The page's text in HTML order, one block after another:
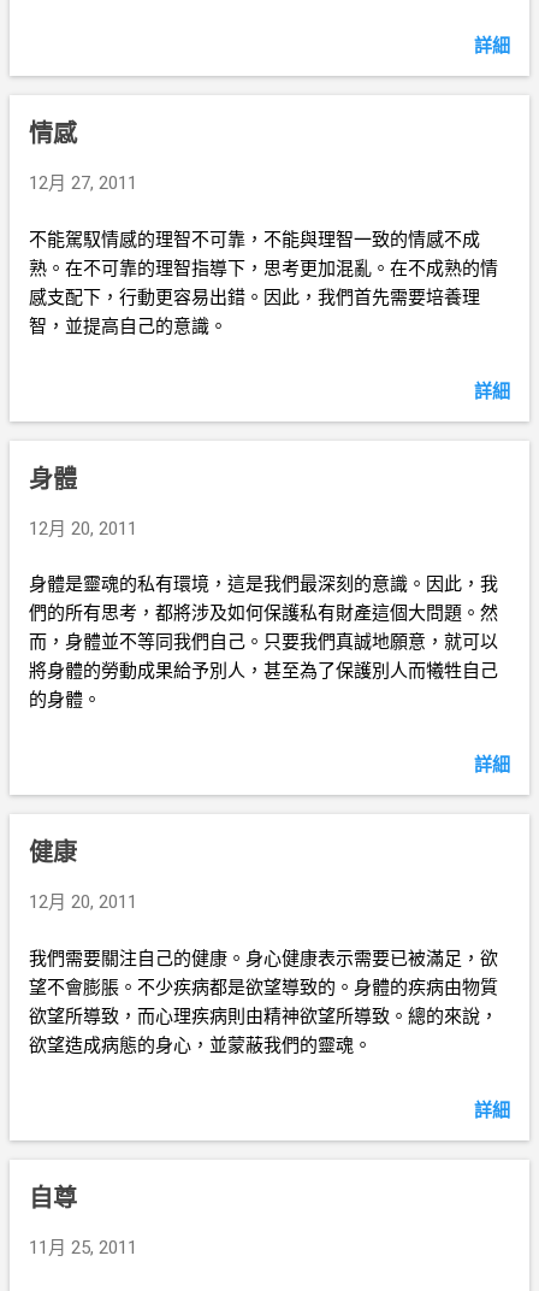
詳細
情感
12月 27, 2011
不能駕馭情感的理智不可靠，不能與理智一致的情感不成
熟。在不可靠的理智指導下，思考更加混亂。在不成熟的情
感支配下，行動更容易出錯。因此，我們首先需要培養理
智，並提高自己的意識。
詳細
身體
12月 20, 2011
身體是靈魂的私有環境，這是我們最深刻的意識。因此，我
們的所有思考，都將涉及如何保護私有財產這個大問題。然
而，身體並不等同我們自己。只要我們真誠地願意，就可以
將身體的勞動成果給予別人，甚至為了保護別人而犧牲自己
的身體。
詳細
健康
12月 20, 2011
我們需要關注自己的健康。身心健康表示需要已被滿足，欲
望不會膨脹。不少疾病都是欲望導致的。身體的疾病由物質
欲望所導致，而心理疾病則由精神欲望所導致。總的來說，
欲望造成病態的身心，並蒙蔽我們的靈魂。
詳細
自尊
11月 25, 2011